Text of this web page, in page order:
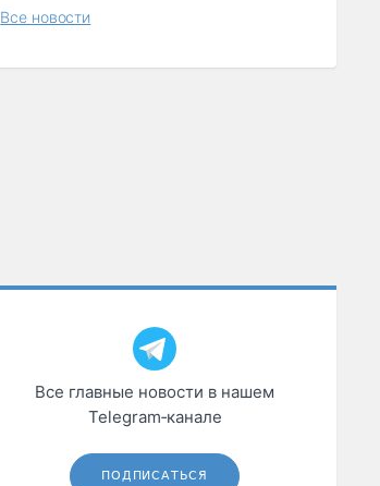
Все новости
Все главные новости в нашем
Telegram‑канале
ПОДПИСАТЬСЯ